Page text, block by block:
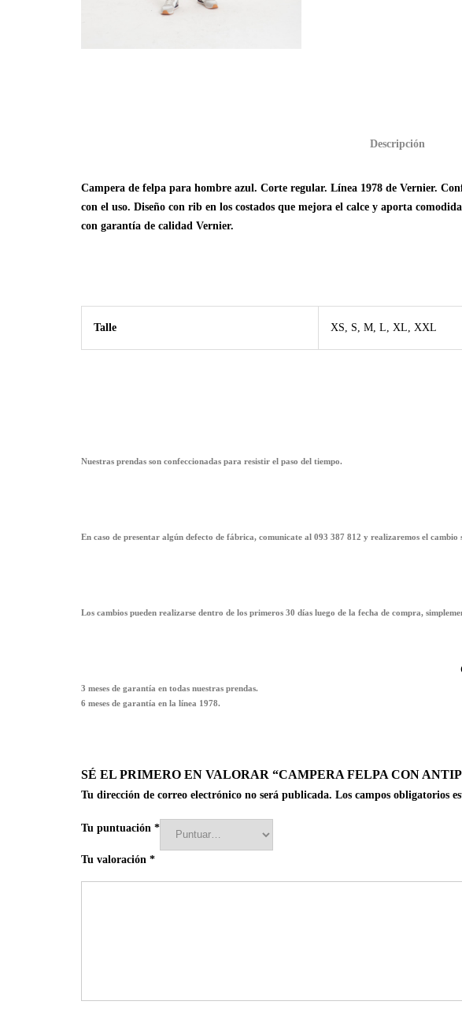
Descripción
Campera de felpa para hombre azul. Corte regular. Línea 1978 de Vernier.
con el uso. Diseño con rib en los costados que mejora el calce y aporta
con garantía de calidad Vernier.
Talle XS, S, M, L, XL, XXL
Nuestras prendas son confeccionadas para resistir el paso del tiempo.
En caso de presentar algún defecto de fábrica, comunicate al 093 387 812 y realizaremos el cambio
Los cambios pueden realizarse dentro de los primeros 30 días luego de la fecha de compra,
3 meses de garantía en todas nuestras prendas.
6 meses de garantía en la línea 1978.
SÉ EL PRIMERO EN VALORAR “CAMPERA FELPA CON
Tu dirección de correo electrónico no será publicada. Los campos obligatorios
Tu puntuación *
Tu valoración *